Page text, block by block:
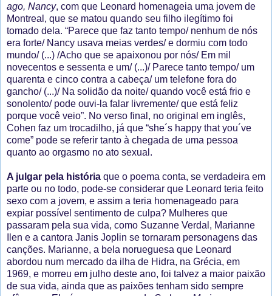
ago, Nancy, com que Leonard homenageia uma jovem de
Montreal, que se matou quando seu filho ilegítimo foi
tomado dela. “Parece que faz tanto tempo/ nenhum de nós
era forte/ Nancy usava meias verdes/ e dormiu com todo
mundo/ (...) /Acho que se apaixonou por nós/ Em mil
novecentos e sessenta e um/ (...)/ Parece tanto tempo/ um
quarenta e cinco contra a cabeça/ um telefone fora do
gancho/ (...)/ Na solidão da noite/ quando você está frio e
sonolento/ pode ouvi-la falar livremente/ que está feliz
porque você veio”. No verso final, no original em inglês,
Cohen faz um trocadilho, já que “she´s happy that you´ve
come” pode se referir tanto à chegada de uma pessoa
quanto ao orgasmo no ato sexual.
A julgar pela história que o poema conta, se verdadeira em
parte ou no todo, pode-se considerar que Leonard teria feito
sexo com a jovem, e assim a teria homenageado para
expiar possível sentimento de culpa? Mulheres que
passaram pela sua vida, como Suzanne Verdal, Marianne
Ilen e a cantora Janis Joplin se tornaram personagens das
canções. Marianne, a bela norueguesa que Leonard
abordou num mercado da ilha de Hidra, na Grécia, em
1969, e morreu em julho deste ano, foi talvez a maior paixão
de sua vida, ainda que as paixões tenham sido sempre